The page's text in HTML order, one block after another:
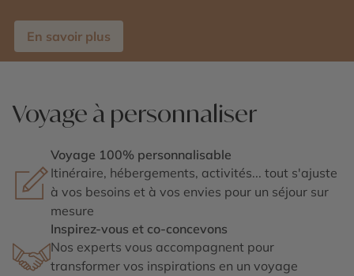
En savoir plus
Voyage à personnaliser
Voyage 100% personnalisable
Itinéraire, hébergements, activités... tout s'ajuste
à vos besoins et à vos envies pour un séjour sur
mesure
Inspirez-vous et co-concevons
Nos experts vous accompagnent pour
transformer vos inspirations en un voyage